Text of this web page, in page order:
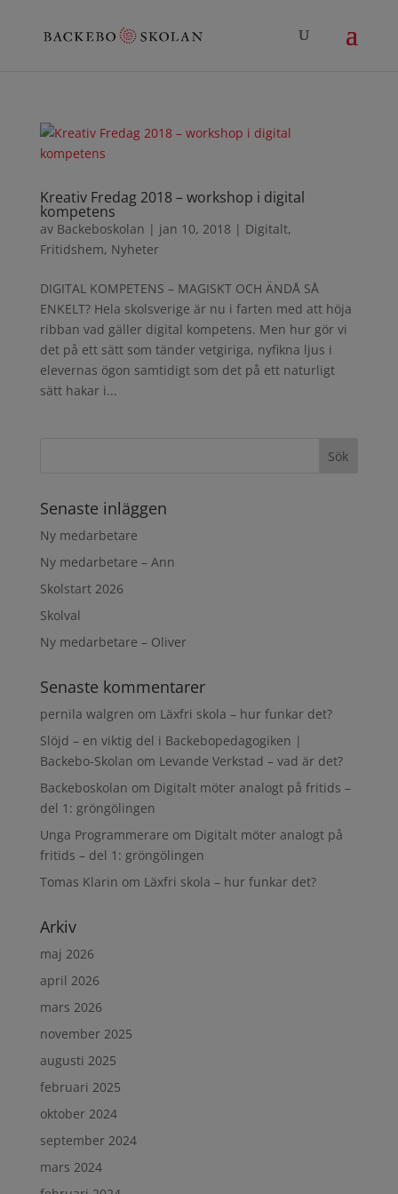
Kreativ Fredag 2018 – workshop i digital
kompetens
av Backeboskolan | jan 10, 2018 | Digitalt,
Fritidshem, Nyheter
DIGITAL KOMPETENS – MAGISKT OCH ÄNDÅ SÅ
ENKELT? Hela skolsverige är nu i farten med att höja
ribban vad gäller digital kompetens. Men hur gör vi
det på ett sätt som tänder vetgiriga, nyfikna ljus i
elevernas ögon samtidigt som det på ett naturligt
sätt hakar i...
Senaste inläggen
Ny medarbetare
Ny medarbetare – Ann
Skolstart 2026
Skolval
Ny medarbetare – Oliver
Senaste kommentarer
pernila walgren om Läxfri skola – hur funkar det?
Slöjd – en viktig del i Backebopedagogiken |
Backebo-Skolan om Levande Verkstad – vad är det?
Backeboskolan om Digitalt möter analogt på fritids –
del 1: gröngölingen
Unga Programmerare om Digitalt möter analogt på
fritids – del 1: gröngölingen
Tomas Klarin om Läxfri skola – hur funkar det?
Arkiv
maj 2026
april 2026
mars 2026
november 2025
augusti 2025
februari 2025
oktober 2024
september 2024
mars 2024